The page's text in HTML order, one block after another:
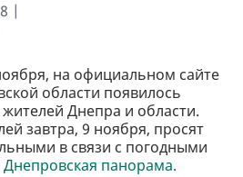
|
на официальном сайте
области появилось
Днепра и области.
завтра, 9 ноября, просят
в связи с погодными
Днепровская панорама.